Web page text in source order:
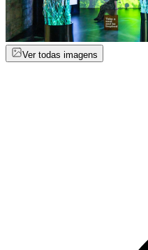
Ver todas imagens